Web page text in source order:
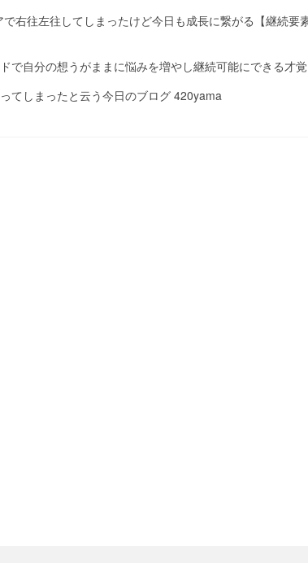
右往左往してしまったけど今日も成長に繋がる【継続要
で自分の想うがままに悩みを増やし継続可能にできる才覚
てしまったと云う今日のブログ 420yama